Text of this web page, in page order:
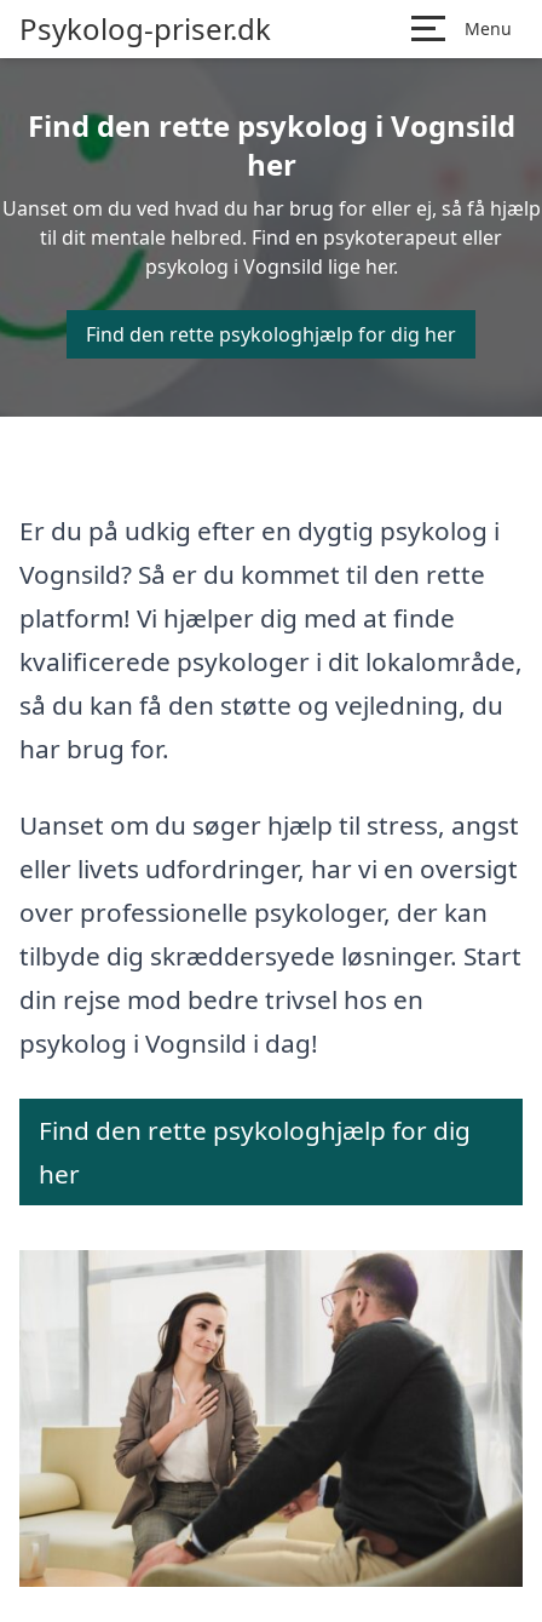
Psykolog-priser.dk Menu
Find den rette psykolog i Vognsild
her
Uanset om du ved hvad du har brug for eller ej, så få hjælp
til dit mentale helbred. Find en psykoterapeut eller
psykolog i Vognsild lige her.
Find den rette psykologhjælp for dig her
Er du på udkig efter en dygtig psykolog i
Vognsild? Så er du kommet til den rette
platform! Vi hjælper dig med at finde
kvalificerede psykologer i dit lokalområde,
så du kan få den støtte og vejledning, du
har brug for.
Uanset om du søger hjælp til stress, angst
eller livets udfordringer, har vi en oversigt
over professionelle psykologer, der kan
tilbyde dig skræddersyede løsninger. Start
din rejse mod bedre trivsel hos en
psykolog i Vognsild i dag!
Find den rette psykologhjælp for dig
her